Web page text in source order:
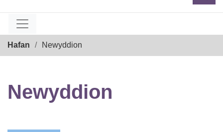
Hafan Newyddion
Newyddion